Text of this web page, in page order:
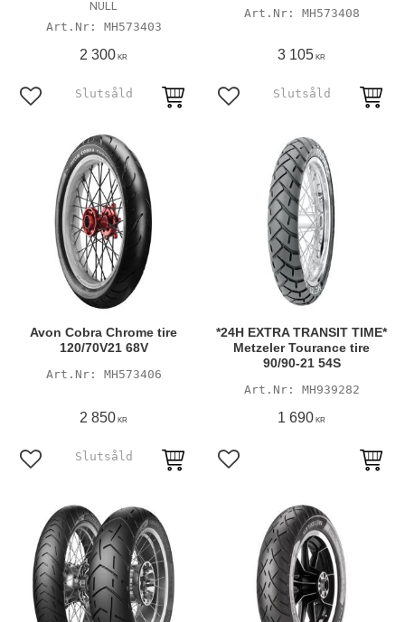
NULL
MH573403
2 300 KR
Lägg till i favoriter
MH573408
3 105 KR
Lägg till i favoriter
Avon Cobra Chrome tire
120/70V21 68V
MH573406
2 850 KR
Lägg till i favoriter
*24H EXTRA TRANSIT TIME*
Metzeler Tourance tire
90/90-21 54S
MH939282
1 690 KR
Lägg till i favoriter